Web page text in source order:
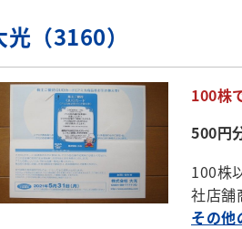
光（3160）
100株
500円
100株
社店舗
その